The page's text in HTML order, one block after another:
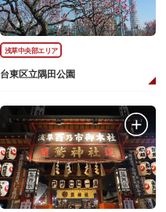
浅草中央部エリア
台東区立隅田公園